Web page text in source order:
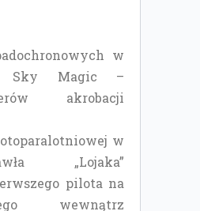
w
Sky Magic –
akrobacji
w
„Lojaka”
pilota na
wewnątrz